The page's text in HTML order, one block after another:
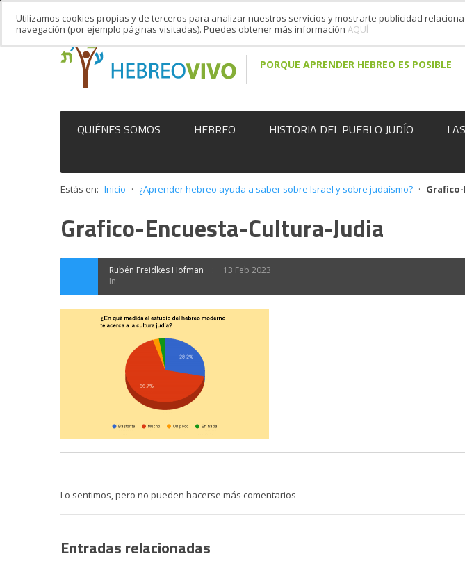
PORQUE APRENDER HEBREO ES POSIBLE
QUIÉNES SOMOS HEBREO HISTORIA DEL PUEBLO JUDÍO
Estás en: Inicio · ¿Aprender hebreo ayuda a saber sobre Israel y sobre judaísmo? ·
Grafico-Encuesta-Cultura-Judia
Rubén Freidkes Hofman
13 Feb 2023
In:
Lo sentimos, pero no pueden hacerse más comentarios
Entradas relacionadas
Utilizamos cookies propias y de terceros para analizar nuestros servicios y mostrarte publicidad
navegación (por ejemplo páginas visitadas). Puedes obtener más información AQUÍ